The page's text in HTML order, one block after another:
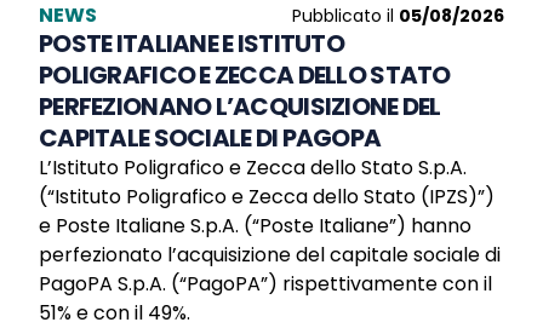
NEWS Pubblicato il 05/08/2026
POSTE ITALIANE E ISTITUTO
POLIGRAFICO E ZECCA DELLO STATO
PERFEZIONANO L’ACQUISIZIONE DEL
CAPITALE SOCIALE DI PAGOPA
L’Istituto Poligrafico e Zecca dello Stato S.p.A.
(“Istituto Poligrafico e Zecca dello Stato (IPZS)”)
e Poste Italiane S.p.A. (“Poste Italiane”) hanno
perfezionato l’acquisizione del capitale sociale di
PagoPA S.p.A. (“PagoPA”) rispettivamente con il
51% e con il 49%.